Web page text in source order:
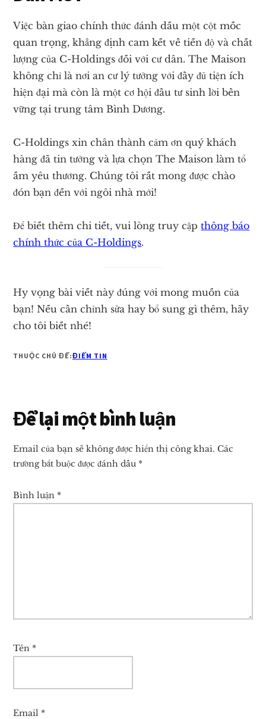
Việc bàn giao chính thức đánh dấu một cột mốc
quan trọng, khẳng định cam kết về tiến độ và chất
lượng của C-Holdings đối với cư dân. The Maison
không chỉ là nơi an cư lý tưởng với đầy đủ tiện ích
hiện đại mà còn là một cơ hội đầu tư sinh lời bền
vững tại trung tâm Bình Dương.
C-Holdings xin chân thành cảm ơn quý khách
hàng đã tin tưởng và lựa chọn The Maison làm tổ
ấm yêu thương. Chúng tôi rất mong được chào
đón bạn đến với ngôi nhà mới!
Để biết thêm chi tiết, vui lòng truy cậpthông báo
chính thức của C-Holdings.
Hy vọng bài viết này đúng với mong muốn của
bạn! Nếu cần chỉnh sửa hay bổ sung gì thêm, hãy
cho tôi biết nhé!
THUỘC CHỦ ĐỀ:ĐIỂM TIN
Reader
Interactions
Để lại một bình luận
Email của bạn sẽ không được hiển thị công khai. Các
trường bắt buộc được đánh dấu *
Bình luận *
Tên *
Email *